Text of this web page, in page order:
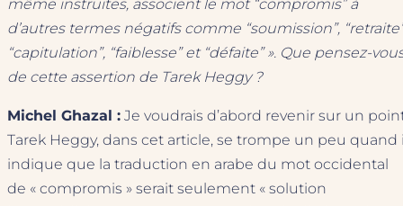
même instruites, associent le mot “compromis” à
d’autres termes négatifs comme “soumission”,
“capitulation”, “faiblesse” et “défaite” ». Que pensez-
de cette assertion de Tarek Heggy ?
Michel Ghazal : Je voudrais d’abord revenir sur un
Tarek Heggy, dans cet article, se trompe un peu quand
indique que la traduction en arabe du mot occidental
de « compromis » serait seulement « solution